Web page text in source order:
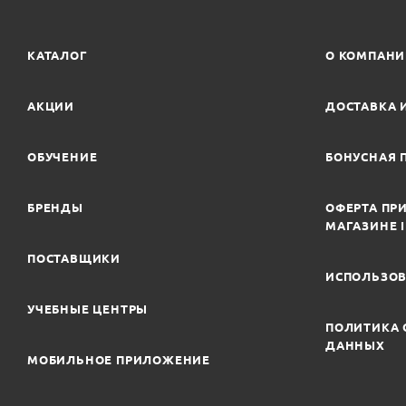
КАТАЛОГ
АКЦИИ
ОБУЧЕНИЕ
БРЕНДЫ
ПОСТАВЩИКИ
УЧЕБНЫЕ ЦЕНТРЫ
МОБИЛЬНОЕ ПРИЛОЖЕНИЕ
О
ДОСТАВКА
БОНУСНАЯ
ОФЕРТА
МАГАЗИНЕ
ПОЛИТИКА
ДАННЫХ